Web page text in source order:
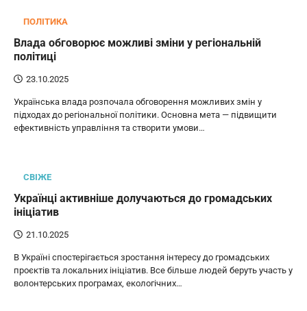
ПОЛІТИКА
Влада обговорює можливі зміни у регіональній
політиці
23.10.2025
Українська влада розпочала обговорення можливих змін у
підходах до регіональної політики. Основна мета — підвищити
ефективність управління та створити умови…
СВІЖЕ
Українці активніше долучаються до громадських
ініціатив
21.10.2025
В Україні спостерігається зростання інтересу до громадських
проєктів та локальних ініціатив. Все більше людей беруть участь у
волонтерських програмах, екологічних…